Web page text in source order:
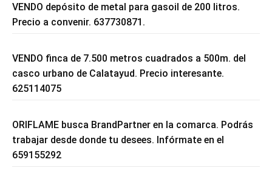
VENDO depósito de metal para gasoil de 200 litros.
Precio a convenir. 637730871.
VENDO finca de 7.500 metros cuadrados a 500m. del
casco urbano de Calatayud. Precio interesante.
625114075
ORIFLAME busca BrandPartner en la comarca. Podrás
trabajar desde donde tu desees. Infórmate en el
659155292